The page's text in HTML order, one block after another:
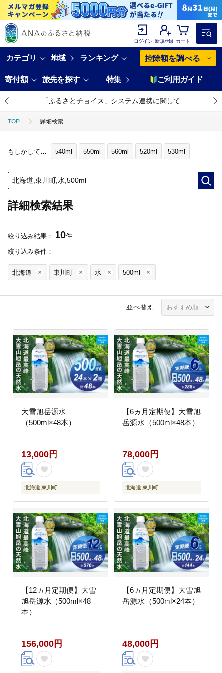
ログイン 新規登録 カート
カテゴリ 地域 ランキング 控除額を調べる
寄付額 旅先を探す 特集 ご利用ガイド
「ふるさとチョイス」システム連携に関して
TOP 詳細検索
もしかして… 540ml 550ml 560ml 520ml 530ml
詳細検索結果
絞り込み結果： 10件
絞り込み条件：
北海道 東川町 水 500ml
並べ替え:
大雪旭岳源水
（500ml×48本）
13,000円
北海道 東川町
【6ヵ月定期便】大雪旭
岳源水（500ml×48本）
78,000円
北海道 東川町
【12ヵ月定期便】大雪
旭岳源水（500ml×48
本）
156,000円
【6ヵ月定期便】大雪旭
岳源水（500ml×24本）
48,000円